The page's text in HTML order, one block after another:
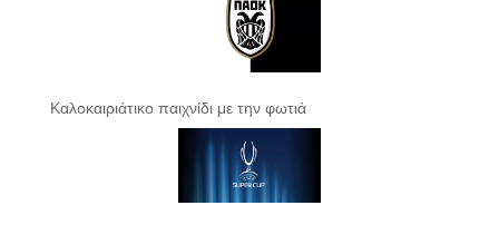
Καλοκαιριάτικο παιχνίδι με την φωτιά